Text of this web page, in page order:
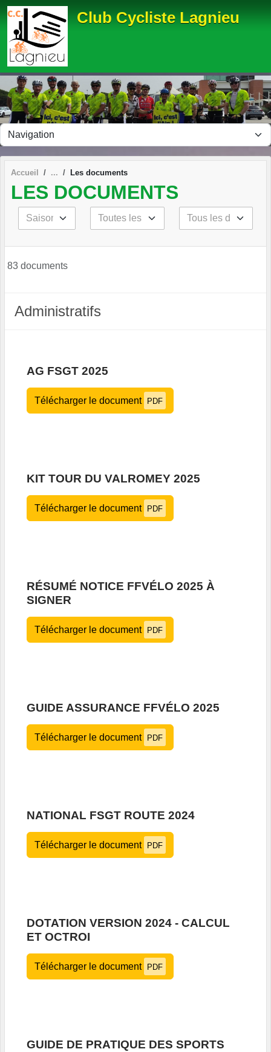
Club Cycliste Lagnieu
Accueil Les documents
LES DOCUMENTS
83 documents
Administratifs
AG FSGT 2025
Télécharger le document PDF
KIT TOUR DU VALROMEY 2025
Télécharger le document PDF
RÉSUMÉ NOTICE FFVÉLO 2025 À
SIGNER
Télécharger le document PDF
GUIDE ASSURANCE FFVÉLO 2025
Télécharger le document PDF
NATIONAL FSGT ROUTE 2024
Télécharger le document PDF
DOTATION VERSION 2024 - CALCUL
ET OCTROI
Télécharger le document PDF
GUIDE DE PRATIQUE DES SPORTS
Panneau de gestion des cookies